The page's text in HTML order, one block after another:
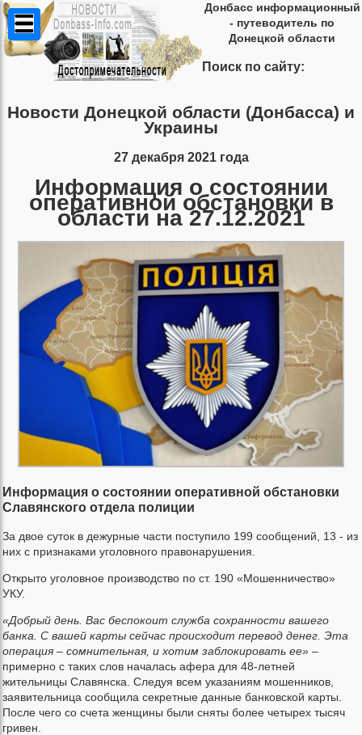
Донбасс информационный
- путеводитель по
Донецкой области
Поиск по сайту:
Новости Донецкой области (Донбасса) и
Украины
27 декабря 2021 года
Информация о состоянии
оперативной обстановки в
области на 27.12.2021
Информация о состоянии оперативной обстановки
Славянского отдела полиции
За двое суток в дежурные части поступило 199 сообщений, 13 - из
них с признаками уголовного правонарушения.
Открыто уголовное производство по ст. 190 «Мошенничество»
УКУ.
«Добрый день. Вас беспокоит служба сохранности вашего
банка. С вашей карты сейчас происходит перевод денег. Эта
операция – сомнительная, и хотим заблокировать ее» –
примерно с таких слов началась афера для 48-летней
жительницы Славянска. Следуя всем указаниям мошенников,
заявительница сообщила секретные данные банковской карты.
После чего со счета женщины были сняты более четырех тысяч
гривен.